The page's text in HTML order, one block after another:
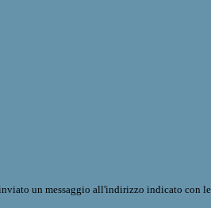
un messaggio all'indirizzo indicato con